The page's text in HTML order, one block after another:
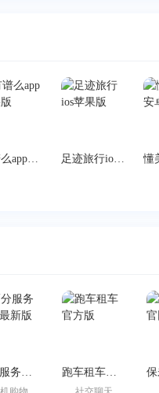
有谱么app苹果版 足迹旅行ios苹果版
巧分服务苹果最新版 跑车租车官方版